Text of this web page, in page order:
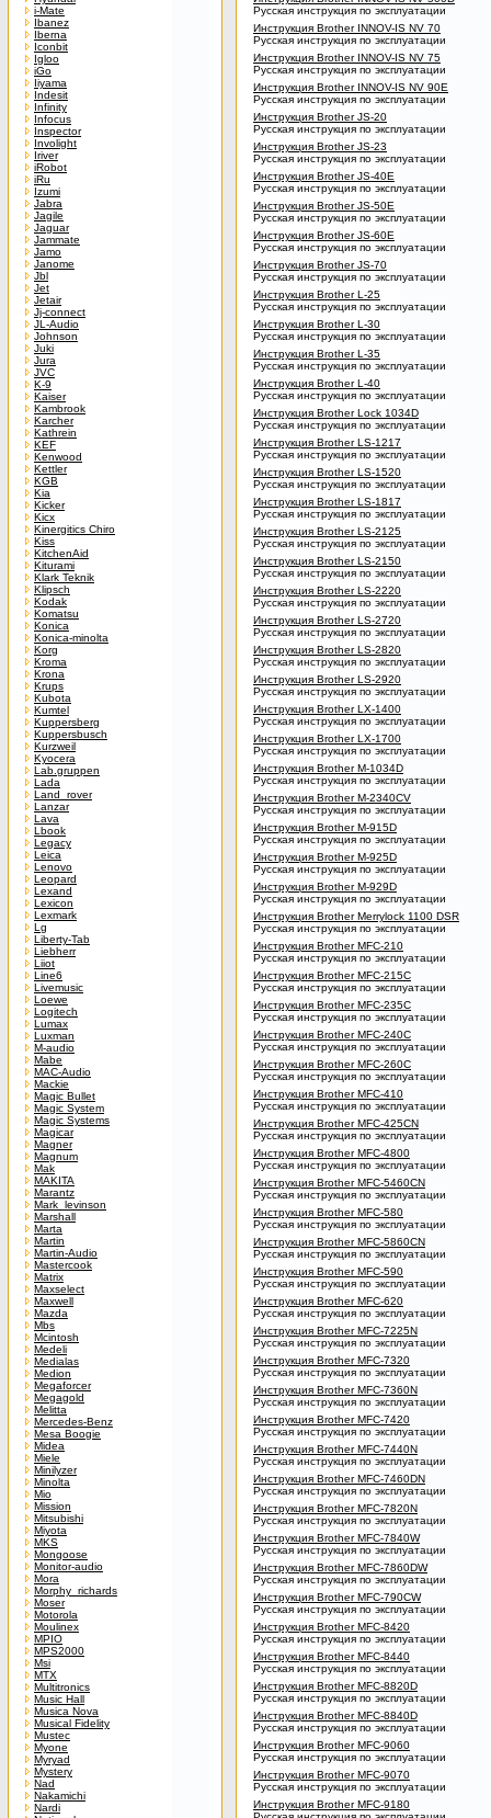
i-Mate
Ibanez
Iberna
Iconbit
Igloo
iGo
Iiyama
Indesit
Infinity
Infocus
Inspector
Involight
Iriver
iRobot
iRu
Izumi
Jabra
Jagile
Jaguar
Jammate
Jamo
Janome
Jbl
Jet
Jetair
Jj-connect
JL-Audio
Johnson
Juki
Jura
JVC
K-9
Kaiser
Kambrook
Karcher
Kathrein
KEF
Kenwood
Kettler
KGB
Kia
Kicker
Kicx
Kinergitics Chiro
Kiss
KitchenAid
Kiturami
Klark Teknik
Klipsch
Kodak
Komatsu
Konica
Konica-minolta
Korg
Kroma
Krona
Krups
Kubota
Kumtel
Kuppersberg
Kuppersbusch
Kurzweil
Kyocera
Lab.gruppen
Lada
Land_rover
Lanzar
Lava
Lbook
Legacy
Leica
Lenovo
Leopard
Lexand
Lexicon
Lexmark
Lg
Liberty-Tab
Liebherr
Liiot
Line6
Livemusic
Loewe
Logitech
Lumax
Luxman
M-audio
Mabe
MAC-Audio
Mackie
Magic Bullet
Magic System
Magic Systems
Magicar
Magner
Magnum
Mak
MAKITA
Marantz
Mark_levinson
Marshall
Marta
Martin
Martin-Audio
Mastercook
Matrix
Maxselect
Maxwell
Mazda
Mbs
Mcintosh
Medeli
Medialas
Medion
Megaforcer
Megagold
Melitta
Mercedes-Benz
Mesa Boogie
Midea
Miele
Minilyzer
Minolta
Mio
Mission
Mitsubishi
Miyota
MKS
Mongoose
Monitor-audio
Mora
Morphy_richards
Moser
Motorola
Moulinex
MPIO
MPS2000
Msi
MTX
Multitronics
Music Hall
Musica Nova
Musical Fidelity
Mustec
Myone
Myryad
Mystery
Nad
Nakamichi
Nardi
Русская инструкция по эксплуатации
Инструкция Brother INNOV-IS NV 70
Русская инструкция по эксплуатации
Инструкция Brother INNOV-IS NV 75
Русская инструкция по эксплуатации
Инструкция Brother INNOV-IS NV 90E
Русская инструкция по эксплуатации
Инструкция Brother JS-20
Русская инструкция по эксплуатации
Инструкция Brother JS-23
Русская инструкция по эксплуатации
Инструкция Brother JS-40E
Русская инструкция по эксплуатации
Инструкция Brother JS-50E
Русская инструкция по эксплуатации
Инструкция Brother JS-60E
Русская инструкция по эксплуатации
Инструкция Brother JS-70
Русская инструкция по эксплуатации
Инструкция Brother L-25
Русская инструкция по эксплуатации
Инструкция Brother L-30
Русская инструкция по эксплуатации
Инструкция Brother L-35
Русская инструкция по эксплуатации
Инструкция Brother L-40
Русская инструкция по эксплуатации
Инструкция Brother Lock 1034D
Русская инструкция по эксплуатации
Инструкция Brother LS-1217
Русская инструкция по эксплуатации
Инструкция Brother LS-1520
Русская инструкция по эксплуатации
Инструкция Brother LS-1817
Русская инструкция по эксплуатации
Инструкция Brother LS-2125
Русская инструкция по эксплуатации
Инструкция Brother LS-2150
Русская инструкция по эксплуатации
Инструкция Brother LS-2220
Русская инструкция по эксплуатации
Инструкция Brother LS-2720
Русская инструкция по эксплуатации
Инструкция Brother LS-2820
Русская инструкция по эксплуатации
Инструкция Brother LS-2920
Русская инструкция по эксплуатации
Инструкция Brother LX-1400
Русская инструкция по эксплуатации
Инструкция Brother LX-1700
Русская инструкция по эксплуатации
Инструкция Brother M-1034D
Русская инструкция по эксплуатации
Инструкция Brother M-2340CV
Русская инструкция по эксплуатации
Инструкция Brother M-915D
Русская инструкция по эксплуатации
Инструкция Brother M-925D
Русская инструкция по эксплуатации
Инструкция Brother M-929D
Русская инструкция по эксплуатации
Инструкция Brother Merrylock 1100 DSR
Русская инструкция по эксплуатации
Инструкция Brother MFC-210
Русская инструкция по эксплуатации
Инструкция Brother MFC-215C
Русская инструкция по эксплуатации
Инструкция Brother MFC-235C
Русская инструкция по эксплуатации
Инструкция Brother MFC-240C
Русская инструкция по эксплуатации
Инструкция Brother MFC-260C
Русская инструкция по эксплуатации
Инструкция Brother MFC-410
Русская инструкция по эксплуатации
Инструкция Brother MFC-425CN
Русская инструкция по эксплуатации
Инструкция Brother MFC-4800
Русская инструкция по эксплуатации
Инструкция Brother MFC-5460CN
Русская инструкция по эксплуатации
Инструкция Brother MFC-580
Русская инструкция по эксплуатации
Инструкция Brother MFC-5860CN
Русская инструкция по эксплуатации
Инструкция Brother MFC-590
Русская инструкция по эксплуатации
Инструкция Brother MFC-620
Русская инструкция по эксплуатации
Инструкция Brother MFC-7225N
Русская инструкция по эксплуатации
Инструкция Brother MFC-7320
Русская инструкция по эксплуатации
Инструкция Brother MFC-7360N
Русская инструкция по эксплуатации
Инструкция Brother MFC-7420
Русская инструкция по эксплуатации
Инструкция Brother MFC-7440N
Русская инструкция по эксплуатации
Инструкция Brother MFC-7460DN
Русская инструкция по эксплуатации
Инструкция Brother MFC-7820N
Русская инструкция по эксплуатации
Инструкция Brother MFC-7840W
Русская инструкция по эксплуатации
Инструкция Brother MFC-7860DW
Русская инструкция по эксплуатации
Инструкция Brother MFC-790CW
Русская инструкция по эксплуатации
Инструкция Brother MFC-8420
Русская инструкция по эксплуатации
Инструкция Brother MFC-8440
Русская инструкция по эксплуатации
Инструкция Brother MFC-8820D
Русская инструкция по эксплуатации
Инструкция Brother MFC-8840D
Русская инструкция по эксплуатации
Инструкция Brother MFC-9060
Русская инструкция по эксплуатации
Инструкция Brother MFC-9070
Русская инструкция по эксплуатации
Инструкция Brother MFC-9180